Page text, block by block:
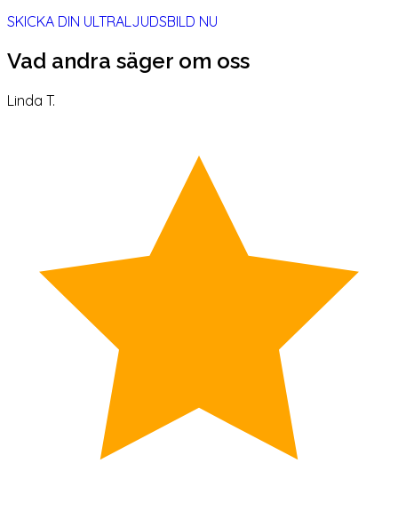
SKICKA DIN ULTRALJUDSBILD NU
Vad andra säger om oss
Linda T.